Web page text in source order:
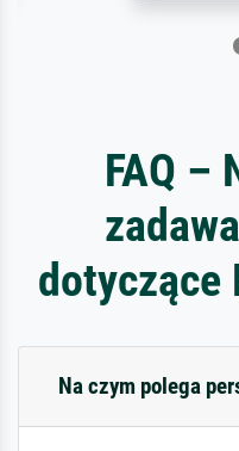
FAQ –
dotyczące
Na czym polega